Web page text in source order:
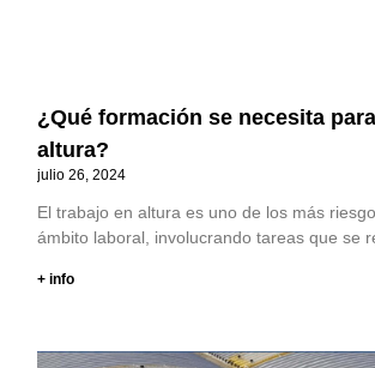
¿Qué formación se necesita
altura?
julio 26, 2024
El trabajo en altura es uno de los más
ámbito laboral, involucrando tareas que se
+ info